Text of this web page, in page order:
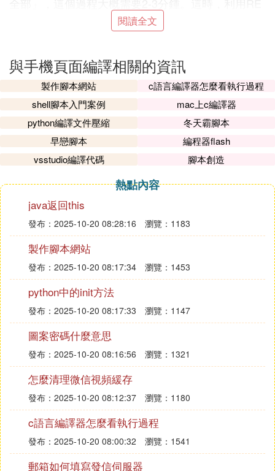
文件管理器進入apktool文件夾，再進入com.vipercn.
viper4android_v2-1_src文件夾，找到AndroidManife
長按選擇「在文本編輯器中打開」，找到需要修改的
部分，復制並刪除。之後返回並保存，刪除自動備份
的AndroidManifest.xml.bak文件。完成上述操作後，
可以進行回編。再次打開apktool，進入apktool文件
夾，長按com.vipercn.viper4android_v2-1_src文件
夾，選擇「編譯」，這個過程同樣需要2-3分鍾。
編譯完成後，apktool文件夾中會出現一個名為com.vi
percn.viper4android_v2-1_src.apk的文件。不過，這
個apk文件還需要簽名才能安裝。點擊這個文件，選
擇「簽名」，簽名完成後會出現一個名為com.viperc
n.viper4android_v2-1_src_sign.apk的文件，這才是
最終的apk文件。
安裝這個apk文件，你會發現選項已經沒有用了，桌
面上也找不到該應用的圖標。這是因為反編譯後的ap
k文件沒有經過簽名，無法正常安裝到設備上。
總之，利用apktool反編譯apk文件是一個復雜的過
程，需要耐心和細心。在完成反編譯後，還需要進行
一系列的操作才能讓apk文件正常運行。希望這篇指
南對你有所幫助。
❸ 手機編譯軟體有沒有能直接在手機上面
使用的編程軟體可以用手機編程的軟體有哪
閱讀全文
與手機頁面編譯相關的資訊
製作腳本網站
c語言編譯器怎麼看執行過程
shell腳本入門案例
mac上c編譯器
python編譯文件壓縮
冬天霸腳本
早戀腳本
編程器flash
vsstudio編譯代碼
腳本創造
熱點內容
java返回this
發布：2025-10-20 08:28:16 瀏覽：1183
製作腳本網站
發布：2025-10-20 08:17:34 瀏覽：1453
python中的init方法
發布：2025-10-20 08:17:33 瀏覽：1147
圖案密碼什麼意思
發布：2025-10-20 08:16:56 瀏覽：1321
怎麼清理微信視頻緩存
發布：2025-10-20 08:12:37 瀏覽：1180
c語言編譯器怎麼看執行過程
發布：2025-10-20 08:00:32 瀏覽：1541
郵箱如何填寫發信伺服器